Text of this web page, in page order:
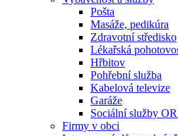
Pošta
Masáže, pedikúra
Zdravotní středisko
Lékařská
Hřbitov
Pohřební služba
Kabelová televize
Garáže
Sociální služby
Firmy v obci